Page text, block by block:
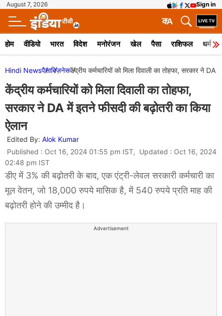
August 7, 2026 Sign in
A
क
होम वीडियो भारत विदेश मनोरंजन खेल पैसा राशिफल धर्म
Hindi Newsपैसाबिज़नेसकेंद्रीय कर्मचारियों को मिला दिवाली का तोहफा, सरकार ने DA
केंद्रीय कर्मचारियों को मिला दिवाली का तोहफा,
सरकार ने DA में इतने फीसदी की बढ़ोतरी का किया
ऐलान
Edited By: Alok Kumar
Published : Oct 16, 2024 01:55 pm IST, Updated : Oct 16, 2024
02:48 pm IST
डीए में 3% की बढ़ोतरी के बाद, एक एंट्री-लेवल सरकारी कर्मचारी का
मूल वेतन, जो 18,000 रुपये मासिक है, में 540 रुपये प्रति माह की
बढ़ोतरी होने की उम्मीद है।
Advertisement